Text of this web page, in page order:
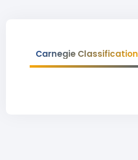
Carnegie Classification